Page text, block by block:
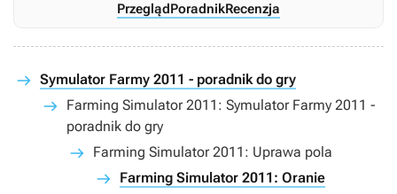
PrzeglądPoradnikRecenzja
Symulator Farmy 2011 - poradnik do gry
Farming Simulator 2011: Symulator Farmy 2011 -
poradnik do gry
Farming Simulator 2011: Uprawa pola
Farming Simulator 2011: Oranie